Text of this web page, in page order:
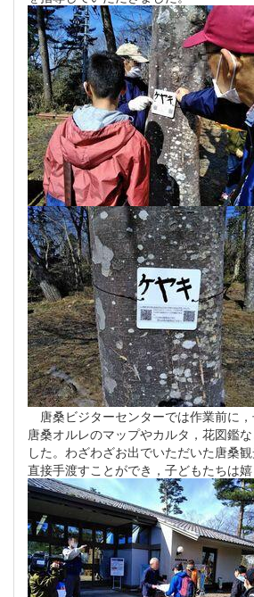
唐桑ビジターセンターでは作業前に
唐桑オルレのマップやカルタ，花図鑑
した。わざわざお出でいただいた唐桑
直接手渡すことができ，子どもたちは嬉